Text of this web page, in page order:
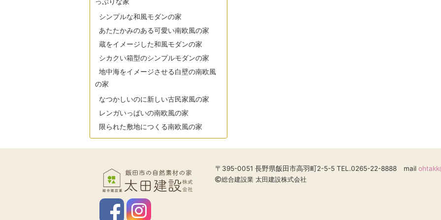
っぷりな家
シンプルな和風モダンの家
あたたかみのある可愛い南欧風の家
蔵をイメージした和風モダンの家
シカクい箱型のシンプルモダンの家
地中海をイメージさせる白壁の南欧風
の家
なつかしいのに新しい古民家風の家
レンガいっぱいの南欧風の家
限られた敷地につくる南欧風の家
〒395-0051 長野県飯田市高羽町2-5-5TEL.0265-22-8888 mail
総合建設業 太田建設株式会社